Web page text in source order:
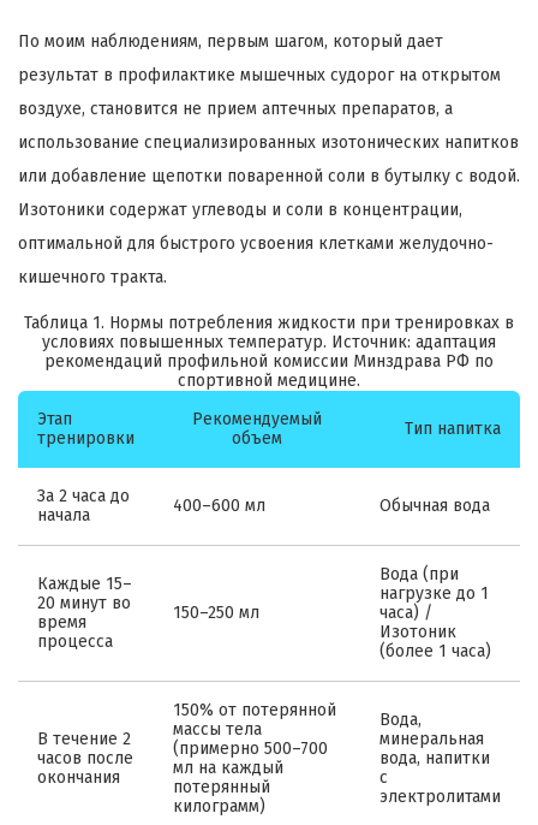
По моим наблюдениям, первым шагом, который дает
результат в профилактике мышечных судорог на открытом
воздухе, становится не прием аптечных препаратов, а
использование специализированных изотонических напитков
или добавление щепотки поваренной соли в бутылку с водой.
Изотоники содержат углеводы и соли в концентрации,
оптимальной для быстрого усвоения клетками желудочно-
кишечного тракта.
Таблица 1. Нормы потребления жидкости при тренировках в
условиях повышенных температур. Источник: адаптация
рекомендаций профильной комиссии Минздрава РФ по
спортивной медицине.
Этап
тренировки
Рекомендуемый
объем
Тип напитка
За 2 часа до
начала
400–600 мл Обычная вода
Каждые 15–
20 минут во
время
процесса
150–250 мл
Вода (при
нагрузке до 1
часа) /
Изотоник
(более 1 часа)
В течение 2
часов после
окончания
150% от потерянной
массы тела
(примерно 500–700
мл на каждый
потерянный
килограмм)
Вода,
минеральная
вода, напитки
с
электролитами